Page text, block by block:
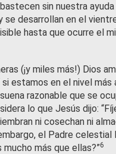
sin nuestra
se desarrollan en el
hasta que ocurre el
(¡y miles más!) Dios
si estamos en el nivel
razonable que se
lo que Jesús dijo:
ni cosechan ni
el Padre celestial
más que ellas?”6